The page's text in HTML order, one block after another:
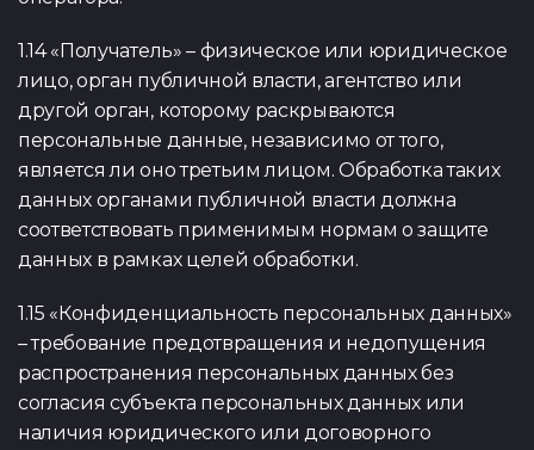
1.14 «Получатель» – физическое или юридическое
лицо, орган публичной власти, агентство или
другой орган, которому раскрываются
персональные данные, независимо от того,
является ли оно третьим лицом. Обработка таких
данных органами публичной власти должна
соответствовать применимым нормам о защите
данных в рамках целей обработки.
1.15 «Конфиденциальность персональных данных»
– требование предотвращения и недопущения
распространения персональных данных без
согласия субъекта персональных данных или
наличия юридического или договорного